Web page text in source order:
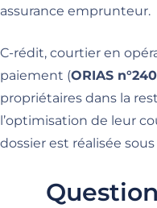
assurance emprunteur.
C-rédit, courtier en
paiement (ORIAS
propriétaires dans la
l’optimisation de leur
dossier est réalisée